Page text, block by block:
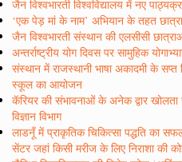
जैन विश्वभारती विश्वविद्यालय में नए
‘एक पेड़ मां के नाम’ अभियान के तहत
जैन विश्वभारती संस्थान की एलसीसी
अन्तर्राष्ट्रीय योग दिवस पर सामुहिक
संस्थान में राजस्थानी भाषा अकादमी के सप्त
स्कूल का आयोजन
कॅरियर की संभावनाओं के अनेक द्वार खोलता
विज्ञान विभाग
लाडनूँ में प्राकृतिक चिकित्सा पद्धति का
सेंटर जहां किसी मरीज के लिए निराशा की